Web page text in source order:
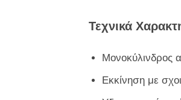
Τεχνικά
Μονοκύλινδρος
Εκκίνηση με